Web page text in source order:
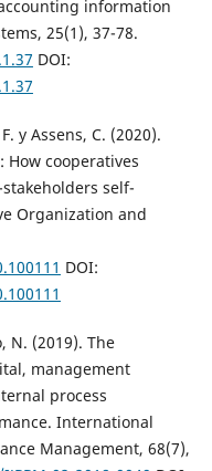
information
25(1), 37-78.
DOI:
y Assens, C. (2020).
cooperatives
self-
Organization and
DOI:
N. (2019). The
management
process
International
Management, 68(7),